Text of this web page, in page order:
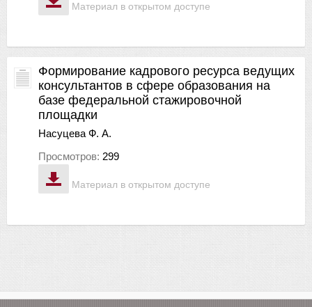
Материал в открытом доступе
Материал в открытом доступе
Формирование кадрового ресурса ведущих
консультантов в сфере образования на
базе федеральной стажировочной
площадки
Насуцева Ф. А.
Просмотров: 299